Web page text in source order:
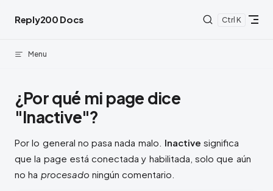
Skip to content
Reply200 Docs K
Menu
¿Por qué mi page dice
"Inactive"?
Por lo general no pasa nada malo. Inactive significa
que la page está conectada y habilitada, solo que aún
no ha procesado ningún comentario.